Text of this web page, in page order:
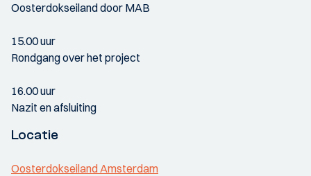
Oosterdokseiland door MAB
15.00 uur
Rondgang over het project
16.00 uur
Nazit en afsluiting
Locatie
Oosterdokseiland Amsterdam